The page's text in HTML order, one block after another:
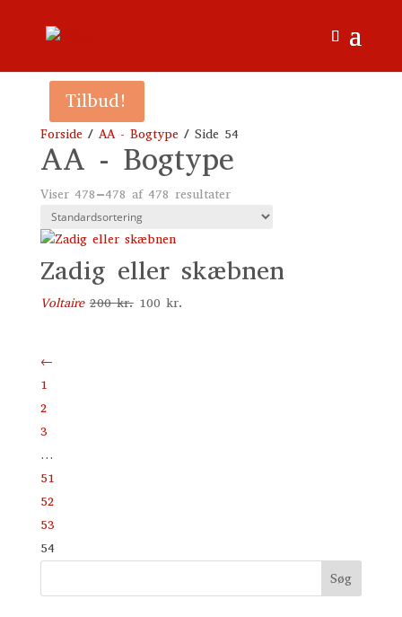
Forside/ AA - Bogtype/ Side 54
AA - Bogtype
Viser 478–478 af 478 resultater
Tilbud!
Zadig eller skæbnen
Voltaire 200kr. Den
100 kr.
←
1
2
3
…
51
52
53
54
Søg